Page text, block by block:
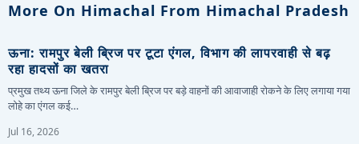
More On Himachal From Himachal Pradesh
ऊना: रामपुर बेली ब्रिज पर टूटा एंगल, विभाग की लापरवाही से बढ़
रहा हादसों का खतरा
प्रमुख तथ्य ऊना जिले के रामपुर बेली ब्रिज पर बड़े वाहनों की आवाजाही रोकने के लिए लगाया गया
लोहे का एंगल कई…
Jul 16, 2026